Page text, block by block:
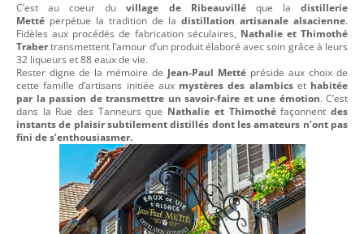
C’est au coeur duvillage de Ribeauvilléque ladistillerie
Metté perpétue la tradition de la distillation artisanale alsacienne.
Fidèles aux procédés de fabrication séculaires, Nathalie et Thimothé
Trabertransmettent l’amour d’un produit élaboré avec soin grâce à leurs
32 liqueurs et 88 eaux de vie.
Rester digne de la mémoire de Jean-Paul Metté préside aux choix de
cette famille d’artisans initiée aux mystères des alambicset habitée
par la passion de transmettre un savoir-faire et une émotion. C’est
dans la Rue des Tanneurs que Nathalie et Thimothéfaçonnentdes
instants de plaisir subtilement distillés dont les amateurs n’ont pas
fini de s’enthousiasmer.